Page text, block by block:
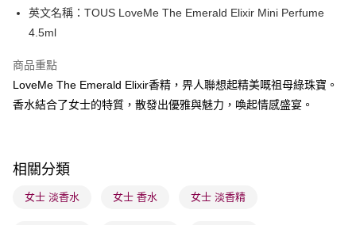
WeChat Pay
送貨方式
順豐自助櫃 - 確認發貨後1-3個工作天送達
順豐站及營業點 - 確認發貨後1-3個工作天送達
英文名稱：TOUS LoveMe The Emerald Elixir Mini Perfume
4.5ml
商品重點
LoveMe The Emerald Elixir香精，畀人聯想起精美嘅祖母綠珠寶。
香水結合了女士的特質，散發出優雅與魅力，喚起情感盛宴。
相關分類
女士 淡香水 女士 香水 女士 淡香精